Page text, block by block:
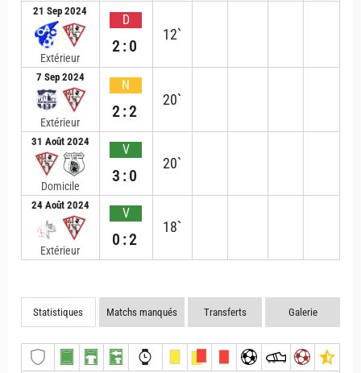
21 Sep 2024
Extérieur
D
2:0
12`
7 Sep 2024
Extérieur
N
2:2
20`
31 Août 2024
Domicile
V
3:0
20`
24 Août 2024
Extérieur
V
0:2
18`
Statistiques Matchs manqués Transferts Galerie